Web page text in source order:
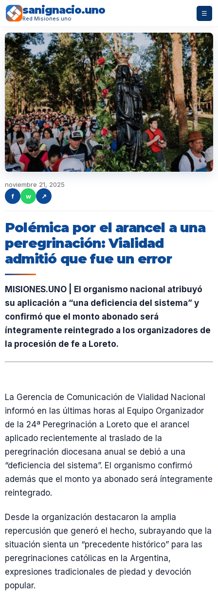
sanignacio.uno
Red Misiones.uno
☰
noviembre 21, 2025
f
w ↗
Polémica por el arancel a una
peregrinación: Vialidad
admitió que fue un error
MISIONES.UNO | El organismo nacional atribuyó
su aplicación a “una deficiencia del sistema” y
confirmó que el monto abonado será
íntegramente reintegrado a los organizadores de
la procesión de fe a Loreto.
La Gerencia de Comunicación de Vialidad Nacional
informó en las últimas horas al Equipo Organizador
de la 24ª Peregrinación a Loreto que el arancel
aplicado recientemente al traslado de la
peregrinación diocesana anual se debió a una
“deficiencia del sistema”. El organismo confirmó
además que el monto ya abonado será íntegramente
reintegrado.
Desde la organización destacaron la amplia
repercusión que generó el hecho, subrayando que la
situación sienta un “precedente histórico” para las
peregrinaciones católicas en la Argentina,
expresiones tradicionales de piedad y devoción
popular.